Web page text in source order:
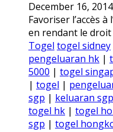
December 16, 2014
Favoriser l’accès
en rendant le droit
Togel togel sidney
pengeluaran hk |
5000 | togel
| togel |
sgp | keluaran sgp
togel hk | togel
sgp | togel